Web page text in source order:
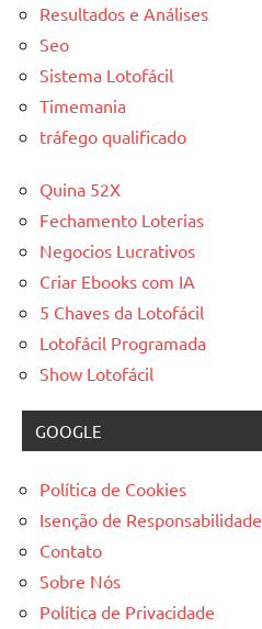
Resultados e Análises
Seo
Sistema Lotofácil
Timemania
tráfego qualificado
Quina 52X
Fechamento Loterias
Negocios Lucrativos
Criar Ebooks com IA
5 Chaves da Lotofácil
Lotofácil Programada
Show Lotofácil
GOOGLE
Política de Cookies
Isenção de Responsabilidade
Contato
Sobre Nós
Política de Privacidade